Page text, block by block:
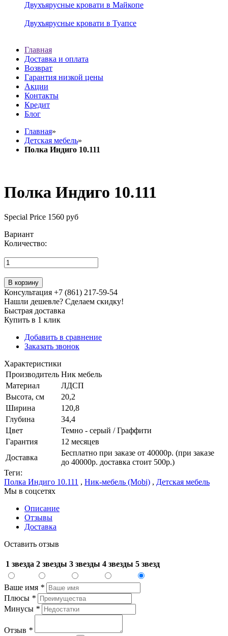
Двухъярусные кровати в Майкопе
Двухъярусные кровати в Туапсе
Главная
Доставка и оплата
Возврат
Гарантия низкой цены
Акции
Контакты
Кредит
Блог
Главная»
Детская мебель»
Полка Индиго 10.111
Полка Индиго 10.111
Special Price 1560 руб
Вариант
Количество:
В корзину
Консультация +7 (861) 217-59-54
Нашли дешевле? Сделаем скидку!
Быстрая доставка
Купить в 1 клик
Добавить в сравнение
Заказать звонок
Характеристики
Производитель Ник мебель
Материал
ЛДСП
Высота, см
20,2
Ширина
120,8
Глубина
34,4
Цвет
Темно - серый / Граффити
Гарантия
12 месяцев
Доставка
Бесплатно при заказе от 40000р. (при заказе
до 40000р. доставка стоит 500р.)
Теги:
Полка Индиго 10.111 , Ник-мебель (Mobi) , Детская мебель
Мы в соцсетях
Описание
Отзывы
Доставка
Оставить отзыв
1 звезда 2 звезды 3 звезды 4 звезды 5 звезд
Ваше имя *
Плюсы *
Минусы *
Отзыв *